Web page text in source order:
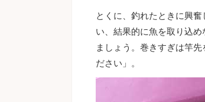
とくに、釣れたときに興
い、結果的に魚を取り込
ましょう。巻きすぎは竿
ださい」。